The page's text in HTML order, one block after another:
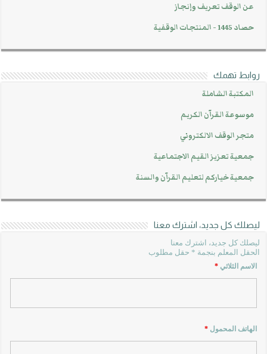
عن الوقف تعريف وإنجاز
حصاد 1445 - المنتجات الوقفية
روابط تهمك
المكتبة الشاملة
موسوعة القرآن الكريم
متجر الوقف الالكتروني
جمعية تعزيز القيم الاجتماعية
جمعية خياركم لتعليم القرآن والسنة
ليصلك كل جديد، اشترك معنا
ليصلك كل جديد، اشترك معنا
الحقل المعلم بنجمة * حقل مطلوب
الاسم الثلاثي*
الهاتف المحمول*